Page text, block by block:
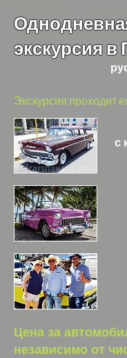
экскурсия в
Экскурсия проходит
с
Цена за
независимо от